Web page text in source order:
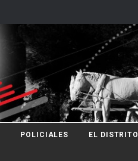
POLICIALES EL DISTRITO